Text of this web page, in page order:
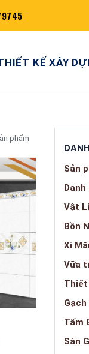
KẾ XÂY
phẩm
Sản
Vật
Bồn
Xi
Vữa
Thiết
Gạch
Tấm
Sàn